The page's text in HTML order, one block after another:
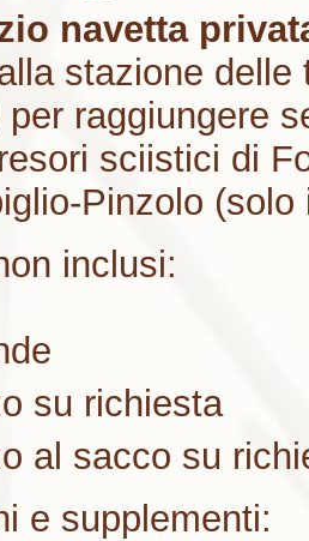
navetta
stazione
per raggiungere
sciistici di
Pinzolo (solo
inclusi:
su richiesta
al sacco su
e supplementi: